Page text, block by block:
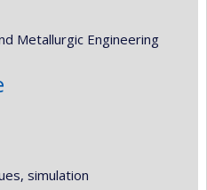
Metallurgic Engineering
simulation